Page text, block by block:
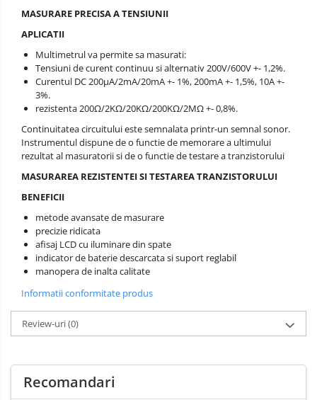
MASURARE PRECISA A TENSIUNII
APLICATII
Multimetrul va permite sa masurati:
Tensiuni de curent continuu si alternativ 200V/600V +- 1,2%.
Curentul DC 200µA/2mA/20mA +- 1%, 200mA +- 1,5%, 10A +-
3%.
rezistenta 200Ω/2KΩ/20KΩ/200KΩ/2MΩ +- 0,8%.
Continuitatea circuitului este semnalata printr-un semnal sonor.
Instrumentul dispune de o functie de memorare a ultimului
rezultat al masuratorii si de o functie de testare a tranzistorului
MASURAREA REZISTENTEI SI TESTAREA TRANZISTORULUI
BENEFICII
metode avansate de masurare
precizie ridicata
afisaj LCD cu iluminare din spate
indicator de baterie descarcata si suport reglabil
manopera de inalta calitate
Informatii conformitate produs
Review-uri(0)
Recomandari